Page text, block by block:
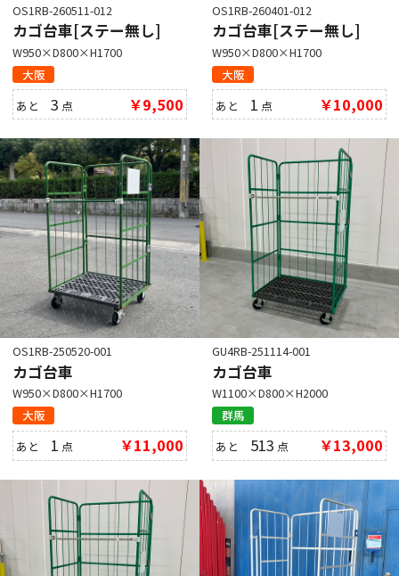
OS1RB-260511-012
カゴ台車[ステー無し]
W950×D800×H1700
大阪
あと3 点 ￥9,500
OS1RB-260401-012
カゴ台車[ステー無し]
W950×D800×H1700
大阪
あと 1 点 ￥10,000
OS1RB-250520-001
カゴ台車
W950×D800×H1700
大阪
あと 1 点 ￥11,000
GU4RB-251114-001
カゴ台車
W1100×D800×H2000
群馬
あと 513 点 ￥13,000